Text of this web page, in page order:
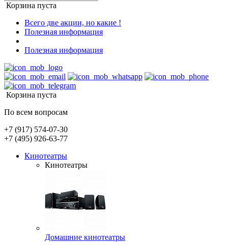
Корзина пуста
Всего две акции, но какие !
Полезная информация
Полезная информация
Корзина пуста
По всем вопросам
+7 (917) 574-07-30
+7 (495) 926-63-77
Кинотеатры
Кинотеатры
Домашние кинотеатры